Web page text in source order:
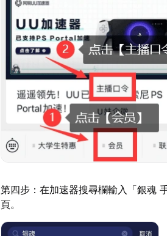
第四步：在加速器搜尋欄輸入「銀魂
頁。